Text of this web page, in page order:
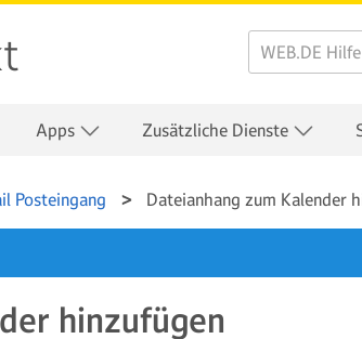
Apps Zusätzliche Dienste
Posteingang Dateianhang zum Kalender
hinzufügen